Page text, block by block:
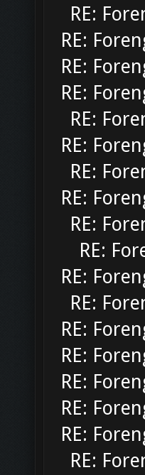
RE:
RE:
RE:
RE:
RE:
RE:
RE:
RE:
RE:
RE:
RE:
RE:
RE:
RE:
RE:
RE:
RE:
RE: